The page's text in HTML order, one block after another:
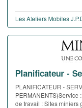
Les Ateliers Mobiles
Planificateur -
PLANIFICATEUR -
PERMANENTS)Service
de travail : Sites miniers